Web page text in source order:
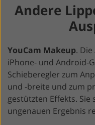
Andere
YouCam Makeup.
iPhone- und Android-
Schieberegler zum
und -breite und zum
gestützten Effekts.
ungenauen Ergebnis